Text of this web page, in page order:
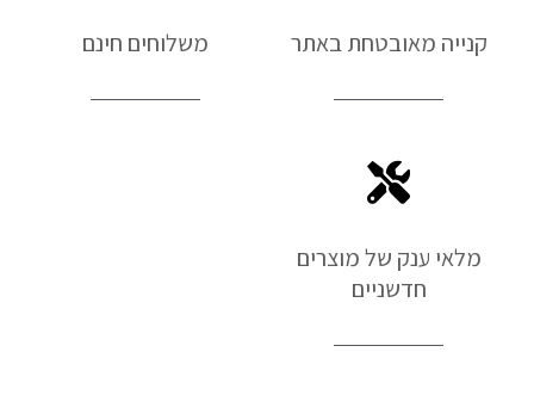
קנייה מאובטחת באתר משלוחים חינם
מלאי ענק של מוצרים
חדשניים